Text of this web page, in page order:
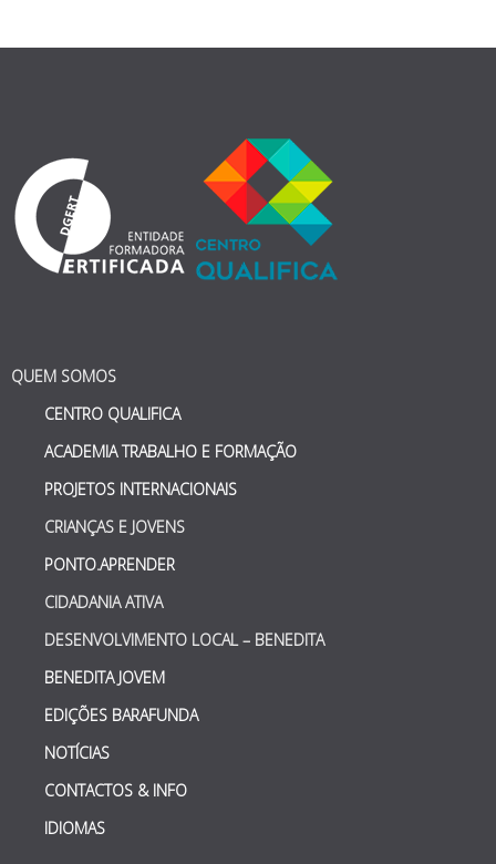
QUEM SOMOS
CENTRO QUALIFICA
ACADEMIA TRABALHO E FORMAÇÃO
PROJETOS INTERNACIONAIS
CRIANÇAS E JOVENS
PONTO.APRENDER
CIDADANIA ATIVA
DESENVOLVIMENTO LOCAL – BENEDITA
BENEDITA JOVEM
EDIÇÕES BARAFUNDA
NOTÍCIAS
CONTACTOS & INFO
IDIOMAS